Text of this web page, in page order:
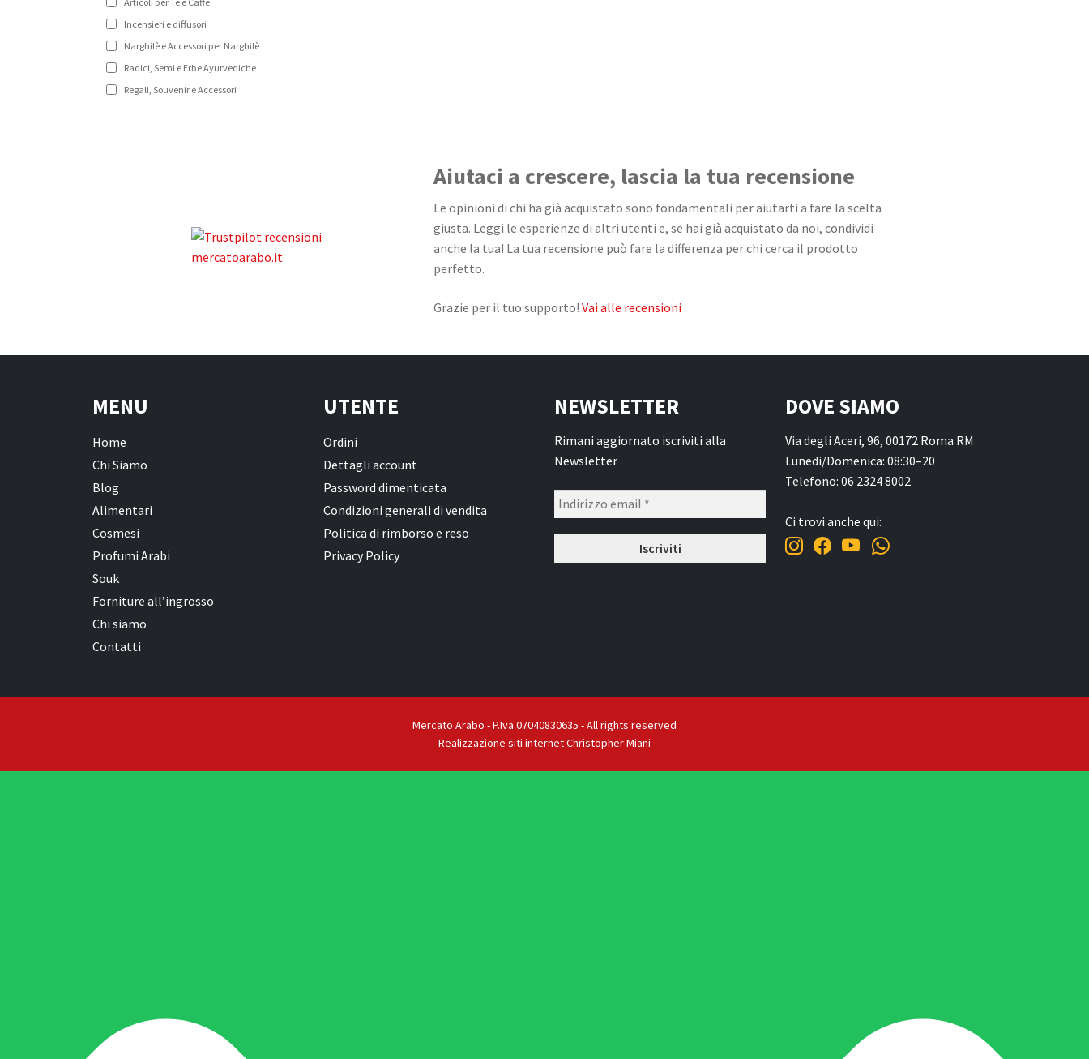
Incensieri e diffusori
Narghilè e Accessori per Narghilè
Radici, Semi e Erbe Ayurvediche
Regali, Souvenir e Accessori
Aiutaci a crescere, lascia la tua recensione
Le opinioni di chi ha già acquistato sono fondamentali per aiutarti a fare la scelta
giusta. Leggi le esperienze di altri utenti e, se hai già acquistato da noi, condividi
anche la tua! La tua recensione può fare la differenza per chi cerca il prodotto
perfetto.
Grazie per il tuo supporto! Vai alle recensioni
MENU
Home
Chi Siamo
Blog
Alimentari
Cosmesi
Profumi Arabi
Souk
Forniture all’ingrosso
Chi siamo
Contatti
UTENTE
Ordini
Dettagli account
Password dimenticata
Condizioni generali di vendita
Politica di rimborso e reso
Privacy Policy
NEWSLETTER
Rimani aggiornato iscriviti alla
Newsletter
DOVE SIAMO
Via degli Aceri, 96, 00172 Roma RM
Lunedi/Domenica: 08:30–20
Telefono: 06 2324 8002
Ci trovi anche qui:
Mercato Arabo - P.Iva 07040830635 - All rights reserved
Realizzazione siti internet Christopher Miani